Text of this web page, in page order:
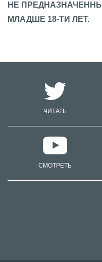
НЕ
МЛАДШЕ 18-ТИ ЛЕТ.
ЧИТАТЬ
СМОТРЕТЬ